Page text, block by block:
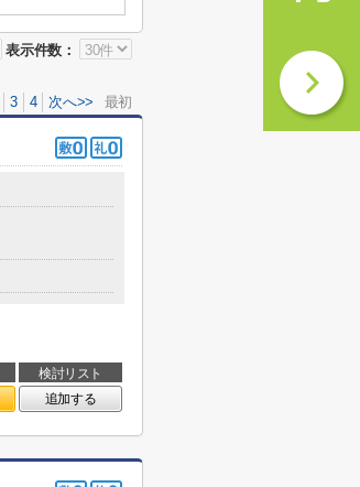
表示件数：
3 4 次へ>> 最初
検討リスト
追加する